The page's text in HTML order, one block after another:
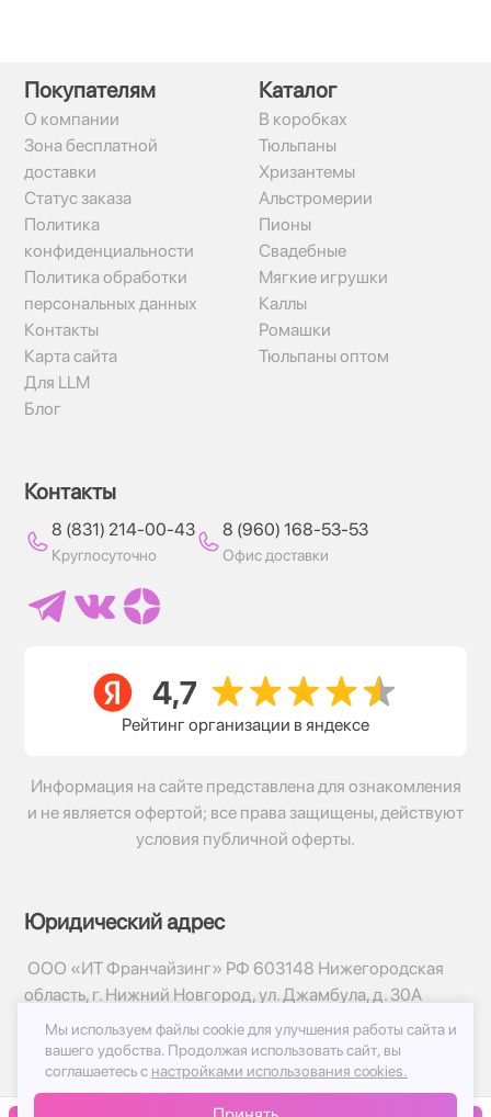
Покупателям
О компании
Зона бесплатной
доставки
Статус заказа
Политика
конфиденциальности
Политика обработки
персональных данных
Контакты
Карта сайта
Для LLM
Блог
Каталог
В коробках
Тюльпаны
Хризантемы
Альстромерии
Пионы
Свадебные
Мягкие игрушки
Каллы
Ромашки
Тюльпаны оптом
Контакты
8 (831) 214-00-43
Круглосуточно
8 (960) 168-53-53
Офис доставки
Рейтинг организации в яндексе
Информация на сайте представлена для ознакомления
и не является офертой; все права защищены, действуют
условия публичной оферты.
Юридический адрес
ООО «ИТ Франчайзинг» РФ 603148 Нижегородская
область, г. Нижний Новгород, ул. Джамбула, д. 30А
© 2017-2026г, База Цветов 24.ру
Политика конфиденциальности
Публичная оферта
Мы используем файлы cookie для улучшения работы сайта и
вашего удобства. Продолжая использовать сайт, вы
соглашаетесь с настройками использования cookies.